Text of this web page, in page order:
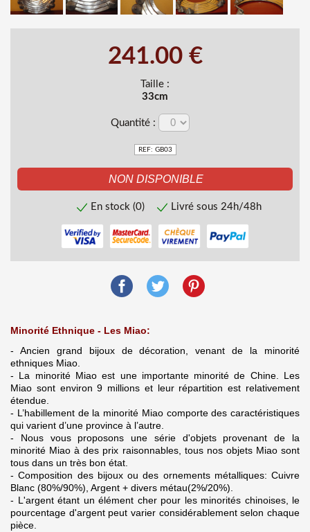
241.00 €
Taille :
33cm
Quantité :
REF: GB03
En stock (0) Livré sous 24h/48h
Minorité Ethnique - Les Miao:
- Ancien grand bijoux de décoration, venant de la minorité
ethniques Miao.
- La minorité Miao est une importante minorité de Chine. Les
Miao sont environ 9 millions et leur répartition est relativement
étendue.
- L’habillement de la minorité Miao comporte des caractéristiques
qui varient d’une province à l’autre.
- Nous vous proposons une série d'objets provenant de la
minorité Miao à des prix raisonnables, tous nos objets Miao sont
tous dans un très bon état.
- Composition des bijoux ou des ornements métalliques: Cuivre
Blanc (80%/90%), Argent + divers métau(2%/20%).
- L'argent étant un élément cher pour les minorités chinoises, le
pourcentage d'argent peut varier considérablement selon chaque
pièce.